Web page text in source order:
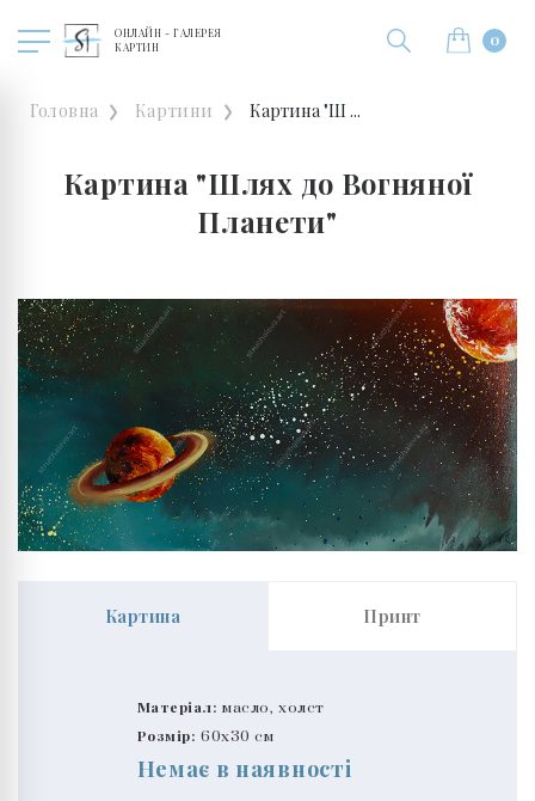
ОНЛАЙН - ГАЛЕРЕЯ
КАРТИН
0
Головна Картини Картина "Ш ...
Картина "Шлях до Вогняної
Планети"
Картина Принт
Матеріал: масло, холст
Розмір: 60x30 см
Немає в наявності